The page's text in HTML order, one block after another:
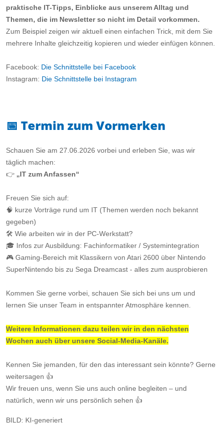
praktische IT-Tipps, Einblicke aus unserem Alltag und
Themen, die im Newsletter so nicht im Detail vorkommen.
Zum Beispiel zeigen wir aktuell einen einfachen Trick, mit dem Sie
mehrere Inhalte gleichzeitig kopieren und wieder einfügen können.
Facebook: Die Schnittstelle bei Facebook
Instagram: Die Schnittstelle bei Instagram
📅 Termin zum Vormerken
Schauen Sie am 27.06.2026 vorbei und erleben Sie, was wir
täglich machen:
👉 „IT zum Anfassen“
Freuen Sie sich auf:
🧠 kurze Vorträge rund um IT (Themen werden noch bekannt
gegeben)
🛠️ Wie arbeiten wir in der PC-Werkstatt?
🎓 Infos zur Ausbildung: Fachinformatiker / Systemintegration
🎮 Gaming-Bereich mit Klassikern von Atari 2600 über Nintendo
SuperNintendo bis zu Sega Dreamcast - alles zum ausprobieren
Kommen Sie gerne vorbei, schauen Sie sich bei uns um und
lernen Sie unser Team in entspannter Atmosphäre kennen.
Weitere Informationen dazu teilen wir in den nächsten
Wochen auch über unsere Social-Media-Kanäle.
Kennen Sie jemanden, für den das interessant sein könnte? Gerne
weitersagen 👍
Wir freuen uns, wenn Sie uns auch online begleiten – und
natürlich, wenn wir uns persönlich sehen 👍
BILD: KI-generiert